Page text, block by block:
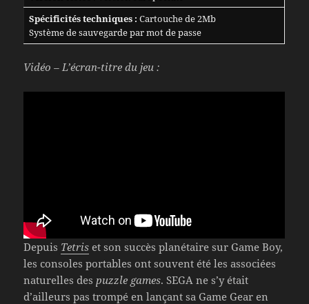
Spécificités techniques : Cartouche de 2Mb
Système de sauvegarde par mot de passe
Vidéo – L’écran-titre du jeu :
Depuis Tetris et son succès planétaire sur Game Boy,
les consoles portables ont souvent été les associées
naturelles des puzzle games. SEGA ne s’y était
d’ailleurs pas trompé en lançant sa Game Gear en